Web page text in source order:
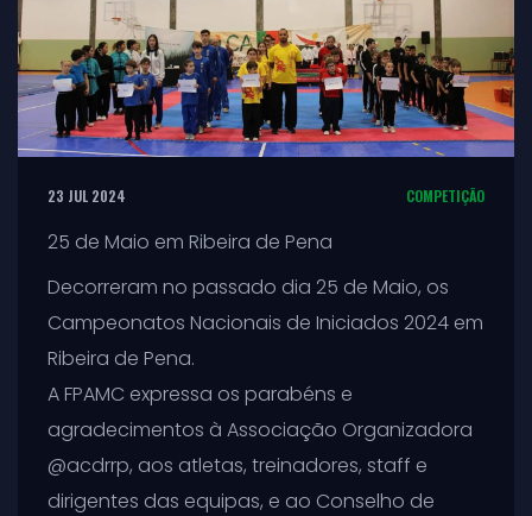
23 JUL 2024 COMPETIÇÃO
25 de Maio em Ribeira de Pena
Decorreram no passado dia 25 de Maio, os
Campeonatos Nacionais de Iniciados 2024 em
Ribeira de Pena.
A FPAMC expressa os parabéns e
agradecimentos à Associação Organizadora
@acdrrp, aos atletas, treinadores, staff e
dirigentes das equipas, e ao Conselho de